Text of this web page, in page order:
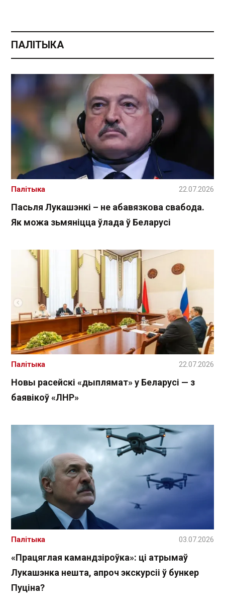
ПАЛІТЫКА
Пасьля Лукашэнкі – не абавязкова свабода.
Як можа зьмяніцца ўлада ў Беларусі
Палітыка 22.07.2026
Новы расейскі «дыплямат» у Беларусі — з
баявікоў «ЛНР»
Палітыка 22.07.2026
«Працяглая камандзіроўка»: ці атрымаў
Лукашэнка нешта, апроч экскурсіі ў бункер
Пуціна?
Палітыка 03.07.2026